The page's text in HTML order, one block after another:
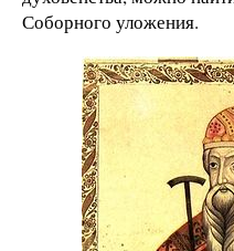
Соборного уложения.